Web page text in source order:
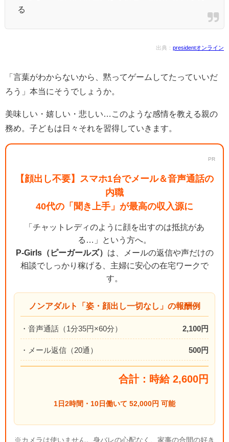
る
出典： presidentオンライン
「言葉がわからないから、黙ってゲームしてたっていいだ
ろう」本当にそうでしょうか。
美味しい・嬉しい・悲しい…このような感情を教える親の
務め。子どもは日々それを習得していきます。
PR
【顔出し不要】スマホ1台でメール＆音声通話の
内職
40代の「聞き上手」が最高の収入源に
「チャットレディのように顔を出すのは抵抗があ
る…」という方へ。
P-Girls（ピーガールズ） は、メールの返信や声だけの
相談でしっかり稼げる、主婦に安心の在宅ワークで
す。
ノンアダルト「姿・顔出し一切なし」の報酬例
・音声通話（1分35円×60分） 2,100円
・メール返信（20通） 500円
合計：時給 2,600円
1日2時間・10日働いて 52,000円 可能
※カメラは使いません。身バレの心配なく、家事の合間の好き